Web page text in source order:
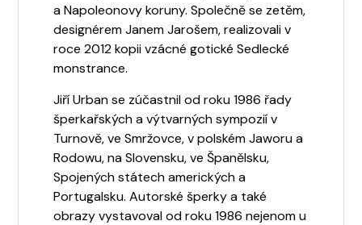
a Napoleonovy koruny. Společně se zetěm,
designérem Janem Jarošem, realizovali v
roce 2012 kopii vzácné gotické Sedlecké
monstrance.
Jiří Urban se zúčastnil od roku 1986 řady
šperkařských a výtvarných sympozií v
Turnově, ve Smržovce, v polském Jaworu a
Rodowu, na Slovensku, ve Španělsku,
Spojených státech amerických a
Portugalsku. Autorské šperky a také
obrazy vystavoval od roku 1986 nejenom u